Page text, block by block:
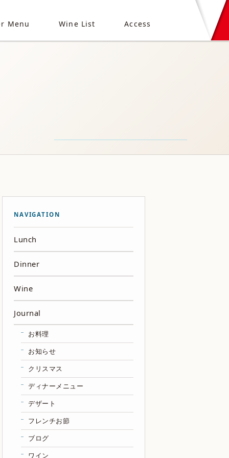
Menu Wine List Access
NAVIGATION
Lunch
Dinner
Wine
Journal
お料理
お知らせ
クリスマス
ディナーメニュー
デザート
フレンチお節
ブログ
ワイン